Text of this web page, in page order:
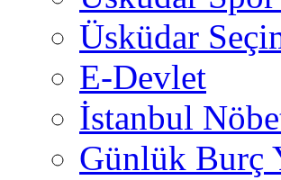
Üsküdar
E-Devlet
İstanbul
Günlük Burç